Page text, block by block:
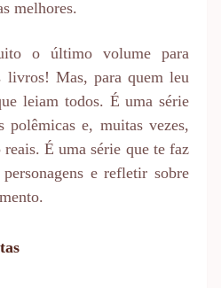
melhores.
o último volume para
livros! Mas, para quem leu
leiam todos. É uma série
polêmicas e, muitas vezes,
É uma série que te faz
e refletir sobre